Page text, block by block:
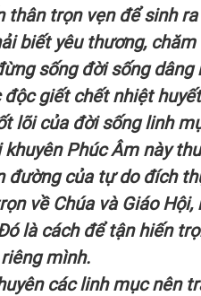
trọn vẹn để sinh
biết yêu thương, chăm
sống đời sống
giết chết nhiệt
lõi của đời sống linh
Phúc Âm này
của tự do đích
về Chúa và Giáo
là cách để tận hiến
mình.
các linh mục nên